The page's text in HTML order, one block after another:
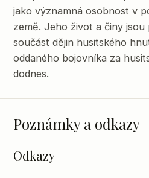
jako významná osobnost v
země. Jeho život a činy jsou
součást dějin husitského
oddaného bojovníka za
dodnes.
Poznámky a odkazy
Odkazy